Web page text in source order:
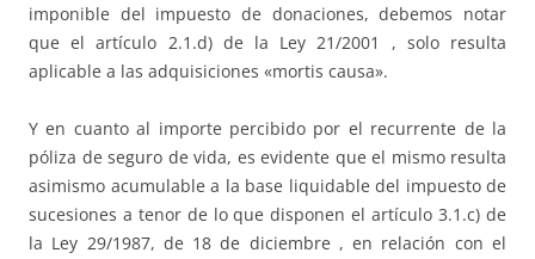
imponible del impuesto de donaciones, debemos notar
que el artículo 2.1.d) de la Ley 21/2001 , solo resulta
aplicable a las adquisiciones «mortis causa».
Y en cuanto al importe percibido por el recurrente de la
póliza de seguro de vida, es evidente que el mismo resulta
asimismo acumulable a la base liquidable del impuesto de
sucesiones a tenor de lo que disponen el artículo 3.1.c) de
la Ley 29/1987, de 18 de diciembre , en relación con el